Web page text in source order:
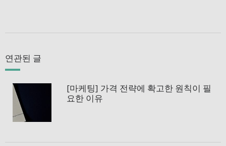
연관된 글
[마케팅] 가격 전략에 확고한 원칙이 필
요한 이유